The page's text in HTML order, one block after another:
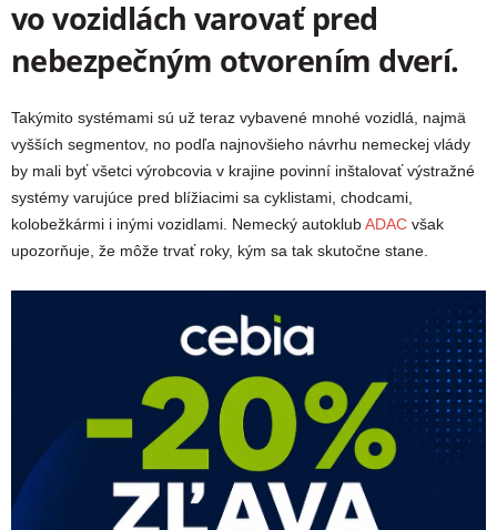
vo vozidlách varovať pred
nebezpečným otvorením dverí.
Takýmito systémami sú už teraz vybavené mnohé vozidlá, najmä
vyšších segmentov, no podľa najnovšieho návrhu nemeckej vlády
by mali byť všetci výrobcovia v krajine povinní inštalovať výstražné
systémy varujúce pred blížiacimi sa cyklistami, chodcami,
kolobežkármi i inými vozidlami. Nemecký autoklubADAC však
upozorňuje, že môže trvať roky, kým sa tak skutočne stane.